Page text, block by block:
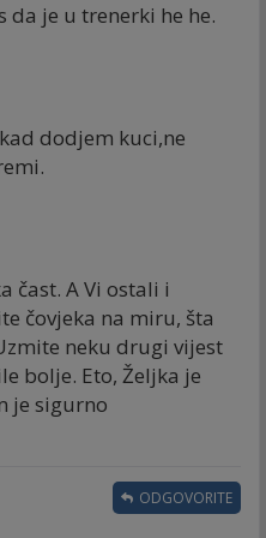
da je u trenerki he he.
dodjem kuci,ne
čast. A Vi ostali i
čovjeka na miru, šta
neku drugi vijest
bolje. Eto, Željka je
je sigurno
ODGOVORITE